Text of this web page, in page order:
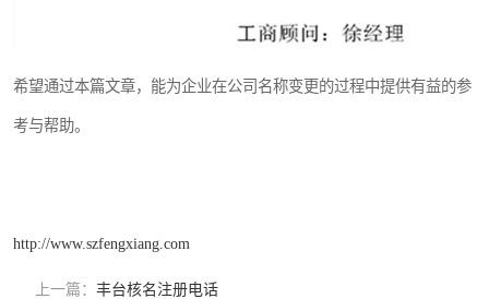
希望通过本篇文章，能为企业在公司名称变更的过程中提供有益的参
考与帮助。
http://www.szfengxiang.com
上一篇： 丰台核名注册电话